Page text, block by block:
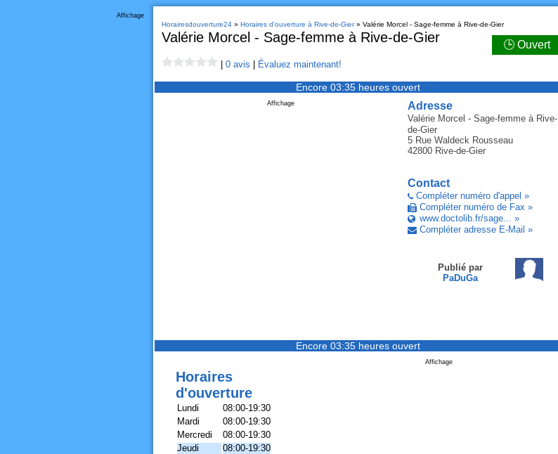
Affichage
Horairesdouverture24» Horaires d'ouverture à Rive-de-Gier» Valérie Morcel - Sage-femme à Rive-de-Gier
Valérie Morcel - Sage-femme à Rive-de-Gier 🕒 Ouvert
0 avis Évaluez maintenant!
Encore 03:35 heures ouvert
Adresse
Valérie Morcel - Sage-femmeà Rive-
de-Gier
5 Rue Waldeck Rousseau
42800 Rive-de-Gier
Contact
Compléter numéro d'appel »
Compléter numéro de Fax »
www.doctolib.fr/sage... »
Compléter adresse E-Mail »
Publié par
PaDuGa
Affichage
Encore 03:35 heures ouvert
Affichage
Horaires
d'ouverture
Lundi
08:00-19:30
Mardi
08:00-19:30
Mercredi
08:00-19:30
Jeudi
08:00-19:30